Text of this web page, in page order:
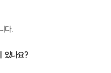
다.
있나요?